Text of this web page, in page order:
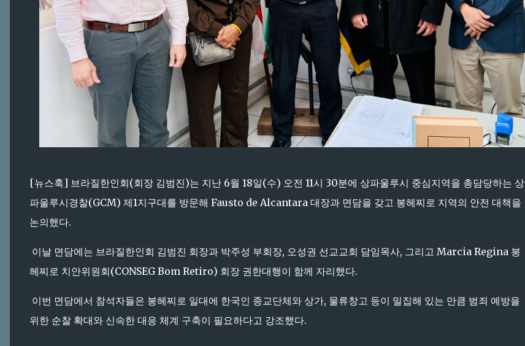
[뉴스훅] 브라질한인회(회장 김범진)는 지난 6월 18일(수) 오전 11시 30분에 상파울루시 중심지역을 총담당하는 상
파울루시경찰(GCM) 제1지구대를 방문해 Fausto de Alcantara 대장과 면담을 갖고 봉헤찌로 지역의 안전 대책을
논의했다.
이날 면담에는 브라질한인회 김범진 회장과 박주성 부회장, 오성권 선교교회 담임목사, 그리고 Marcia Regina 봉
헤찌로 치안위원회(CONSEG Bom Retiro) 회장 권한대행이 함께 자리했다.
이번 면담에서 참석자들은 봉헤찌로 일대에 한국인 종교단체와 상가, 물류창고 등이 밀집해 있는 만큼 범죄 예방을
위한 순찰 확대와 신속한 대응 체계 구축이 필요하다고 강조했다.